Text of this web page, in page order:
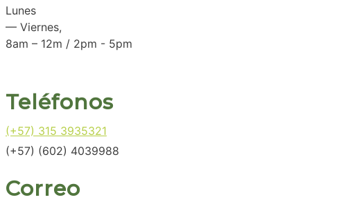
Lunes
— Viernes,
8am – 12m / 2pm - 5pm
Teléfonos
(+57) 315 3935321
(+57) (602) 4039988
Correo